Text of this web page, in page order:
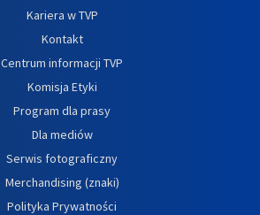
Kariera w TVP
Kontakt
Centrum informacji TVP
Komisja Etyki
Program dla prasy
Dla mediów
Serwis fotograficzny
Merchandising (znaki)
Polityka Prywatności